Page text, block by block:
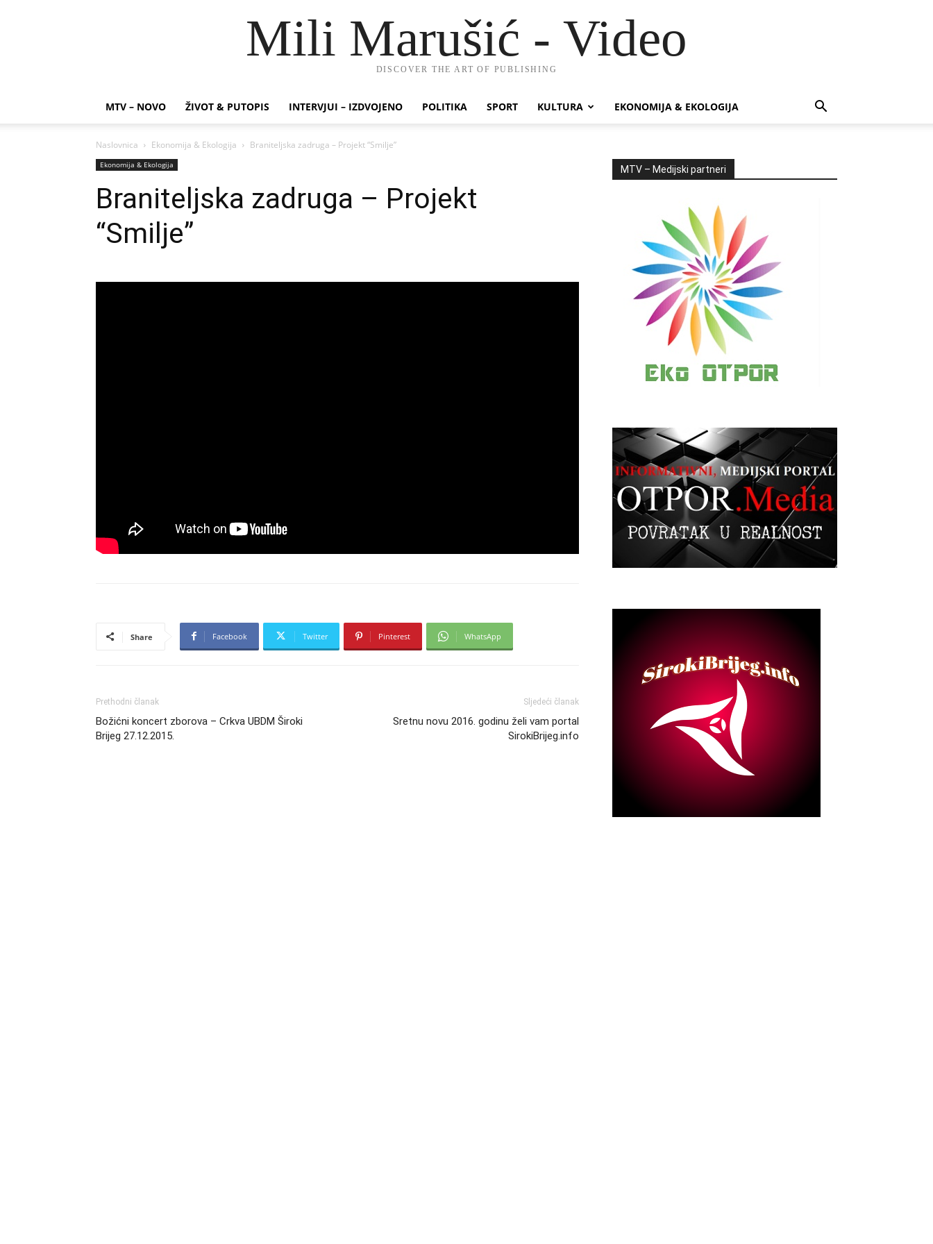
Mili Marušić - Video
DISCOVER THE ART OF PUBLISHING
MTV – NOVO ŽIVOT & PUTOPIS INTERVJUI – IZDVOJENO POLITIKA SPORT KULTURA EKONOMIJA & EKOLOGIJA
Naslovnica Ekonomija & Ekologija Braniteljska zadruga – Projekt “Smilje”
Ekonomija & Ekologija
Braniteljska zadruga – Projekt
“Smilje”
Share Facebook Twitter Pinterest WhatsApp
Prethodni članak
Božićni koncert zborova – Crkva UBDM Široki
Brijeg 27.12.2015.
Sljedeći članak
Sretnu novu 2016. godinu želi vam portal
SirokiBrijeg.info
MTV – Medijski partneri